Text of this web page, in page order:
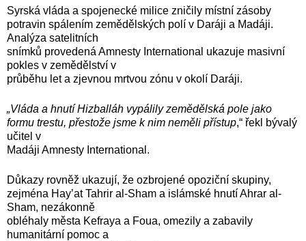
Syrská vláda a spojenecké milice zničily místní zásoby
potravin spálením zemědělských polí v Daráji a Madáji.
Analýza satelitních
snímků provedená Amnesty International ukazuje masivní
pokles v zemědělství v
průběhu let a zjevnou mrtvou zónu v okolí Daráji.
„Vláda a hnutí Hizballáh vypálily zemědělská pole jako
formu trestu, přestože jsme k nim neměli přístup,“ řekl bývalý
učitel v
Madáji Amnesty International.
Důkazy rovněž ukazují, že ozbrojené opoziční skupiny,
zejména Hay’at Tahrir al-Sham a islámské hnutí Ahrar al-
Sham, nezákonně
obléhaly města Kefraya a Foua, omezily a zabavily
humanitární pomoc a